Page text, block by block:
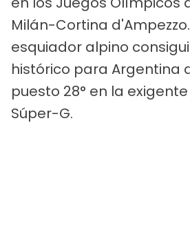
Milán-Cortina
esquiador alpino
histórico para Argentina
puesto 28° en la
Súper-G.